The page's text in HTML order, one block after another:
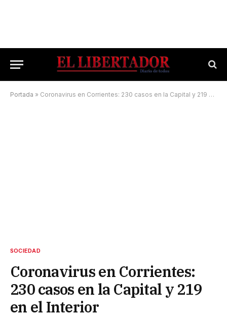
Portada » Coronavirus en Corrientes: 230 casos en la Capital y 219 en el Interior
SOCIEDAD
Coronavirus en Corrientes:
230 casos en la Capital y 219
en el Interior